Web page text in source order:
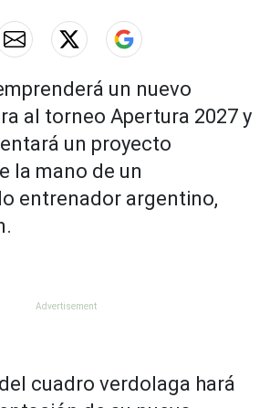
un nuevo
al torneo Apertura 2027 y
un proyecto
la mano de un
entrenador argentino,
cuadro verdolaga hará